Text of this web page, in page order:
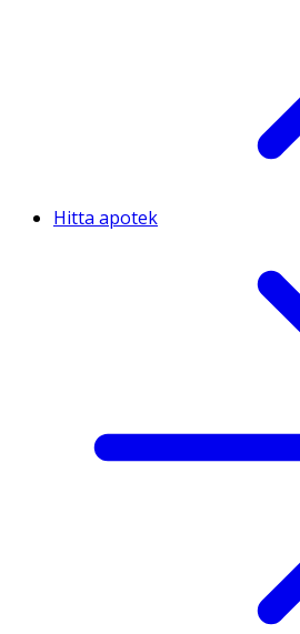
Hitta apotek